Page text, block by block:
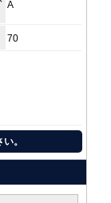
A
70
。